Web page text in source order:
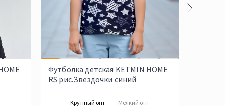
Футболка детская KETMIN HOME
RS рис.Звездочки синий
Крупный опт Мелкий опт